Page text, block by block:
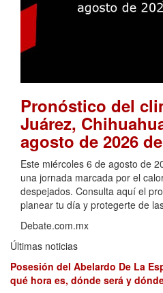
Pronóstico del
Juárez,
agosto de 2026
Este miércoles 6 de agosto de
una jornada marcada por el
despejados. Consulta aquí el
planear tu día y protegerte de
Debate.com.mx
Últimas noticias
Posesión del Abelardo De La
qué hora es, dónde será y